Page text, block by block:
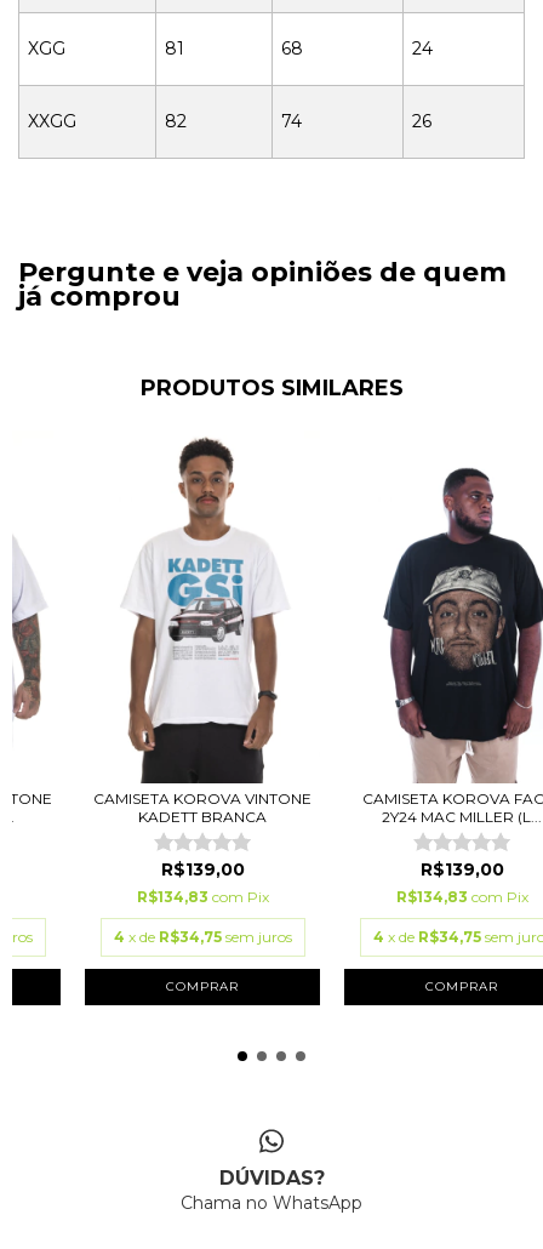
XGG 81 68 24
XXGG 82 74 26
Pergunte e veja opiniões de quem
já comprou
PRODUTOS SIMILARES
CAMISETA KOROVA VINTONE
KADETT BRANCA
R$139,00
R$134,83 com Pix
4 x de R$34,75 sem juros
COMPRAR
CAMISETA KOROVA
2Y24 MAC MILLER (L...
R$139,00
R$134,83 com Pix
4 x de R$34,75 sem
COMPRAR
DÚVIDAS?
Chama no WhatsApp